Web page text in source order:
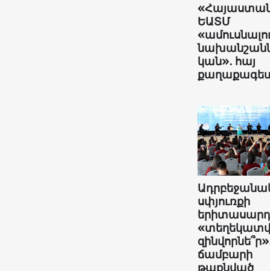
ԵԱՏՄ
կան»․ հայ
սփյուռքի
ճամբարի
թաքնված